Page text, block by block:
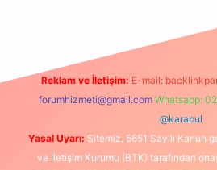
Reklam ve İletişim: E-mail:
forumhizmeti@gmail.com Whatsapp:
@karabul
Yasal Uyarı: Sitemiz, 5651 Sayılı Kanun
ve İletişim Kurumu (BTK) tarafından